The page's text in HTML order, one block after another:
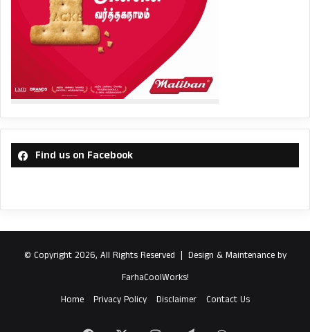
Find us on Facebook
© Copyright 2026, All Rights Reserved | Design & Maintenance by
FarhaCoolWorks!
Home
Privacy Policy Disclaimer Contact Us